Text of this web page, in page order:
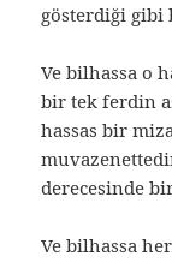
gösterdiği gibi
Ve bilhassa o
bir tek ferdin
hassas bir
derecesinde
Ve bilhassa